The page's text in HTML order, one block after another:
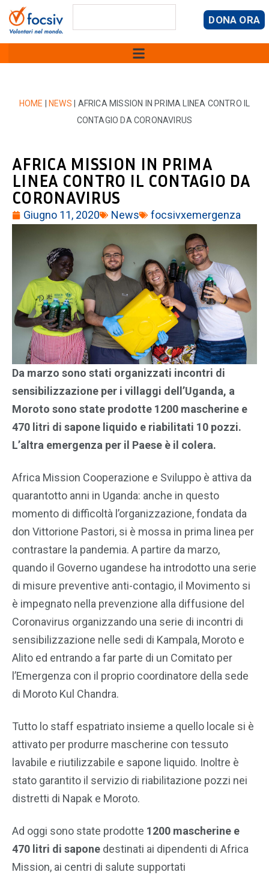
DONA ORA
HOME NEWS
AFRICA MISSION IN PRIMA LINEA CONTRO IL
CONTAGIO DA CORONAVIRUS
AFRICA MISSION IN PRIMA
LINEA CONTRO IL CONTAGIO DA
CORONAVIRUS
Giugno 11, 2020 News focsivxemergenza
Da marzo sono stati organizzati incontri di
sensibilizzazione per i villaggi dell’Uganda, a
Moroto sono state prodotte 1200 mascherine e
470 litri di sapone liquido e riabilitati 10 pozzi.
L’altra emergenza per il Paese è il colera.
Africa Mission Cooperazione e Sviluppo è attiva da
quarantotto anni in Uganda: anche in questo
momento di difficoltà l’organizzazione, fondata da
don Vittorione Pastori, si è mossa in prima linea per
contrastare la pandemia. A partire da marzo,
quando il Governo ugandese ha introdotto una serie
di misure preventive anti-contagio, il Movimento si
è impegnato nella prevenzione alla diffusione del
Coronavirus organizzando una serie di incontri di
sensibilizzazione nelle sedi di Kampala, Moroto e
Alito ed entrando a far parte di un Comitato per
l’Emergenza con il proprio coordinatore della sede
di Moroto Kul Chandra.
Tutto lo staff espatriato insieme a quello locale si è
attivato per produrre mascherine con tessuto
lavabile e riutilizzabile e sapone liquido. Inoltre è
stato garantito il servizio di riabilitazione pozzi nei
distretti di Napak e Moroto.
Ad oggi sono state prodotte 1200 mascherine e
470 litri di sapone destinati ai dipendenti di Africa
Mission, ai centri di salute supportati